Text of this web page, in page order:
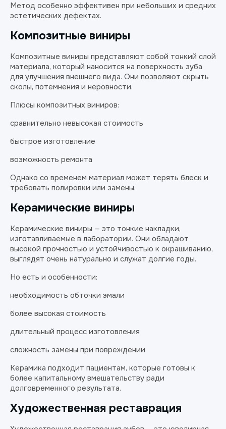
Метод особенно эффективен при небольших и средних
эстетических дефектах.
Композитные виниры
Композитные виниры представляют собой тонкий слой
материала, который наносится на поверхность зуба
для улучшения внешнего вида. Они позволяют скрыть
сколы, потемнения и неровности.
Плюсы композитных виниров:
сравнительно невысокая стоимость
быстрое изготовление
возможность ремонта
Однако со временем материал может терять блеск и
требовать полировки или замены.
Керамические виниры
Керамические виниры — это тонкие накладки,
изготавливаемые в лаборатории. Они обладают
высокой прочностью и устойчивостью к окрашиванию,
выглядят очень натурально и служат долгие годы.
Но есть и особенности:
необходимость обточки эмали
более высокая стоимость
длительный процесс изготовления
сложность замены при повреждении
Керамика подходит пациентам, которые готовы к
более капитальному вмешательству ради
долговременного результата.
Художественная реставрация